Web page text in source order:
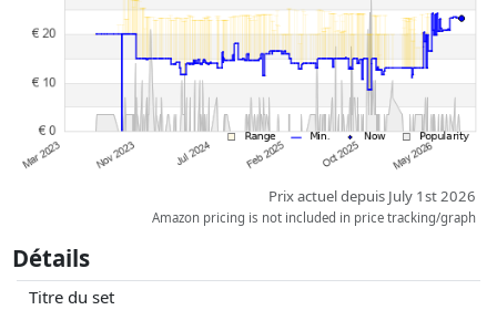
Prix actuel depuis July 1st 2026
Amazon pricing is not included in price tracking/graph
Détails
Titre du set